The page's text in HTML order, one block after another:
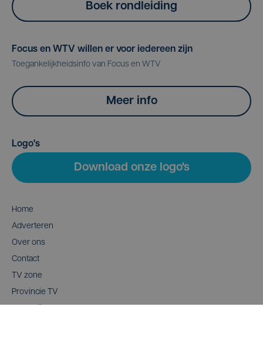
Boek rondleiding
Focus en WTV willen er voor iedereen zijn
Toegankelijkheidsinfo van Focus en WTV
Meer info
Logo's
Download onze logo's
Home
Adverteren
Over ons
Contact
TV zone
Provincie TV